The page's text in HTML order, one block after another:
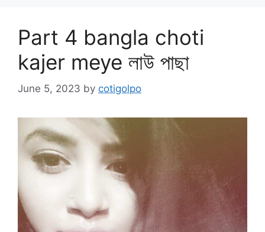
Part 4 bangla choti
kajer meye লাউ পাছা
June 5, 2023 by cotigolpo